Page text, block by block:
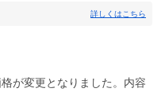
詳しくはこちら
が変更となりました。内容